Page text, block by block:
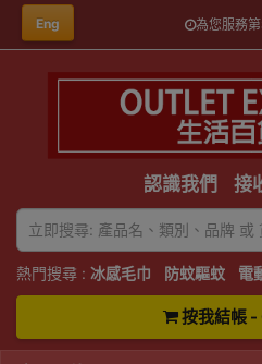
Eng 為您服務第
認識我們 接
熱門搜尋 : 冰感毛巾 防蚊驅蚊 電
按我結帳 -